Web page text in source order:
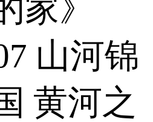
家》
山河锦
黄河之